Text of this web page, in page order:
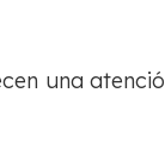
una